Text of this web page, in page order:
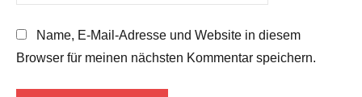
Name, E-Mail-Adresse und Website in diesem
Browser für meinen nächsten Kommentar speichern.